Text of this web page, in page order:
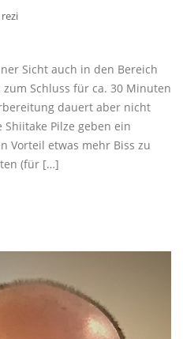
rezi
Sicht auch in den Bereich
Schluss für ca. 30 Minuten
dauert aber nicht
Pilze geben ein
Vorteil etwas mehr Biss zu
(für […]